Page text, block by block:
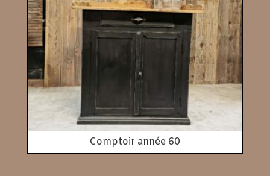
Comptoir année 60